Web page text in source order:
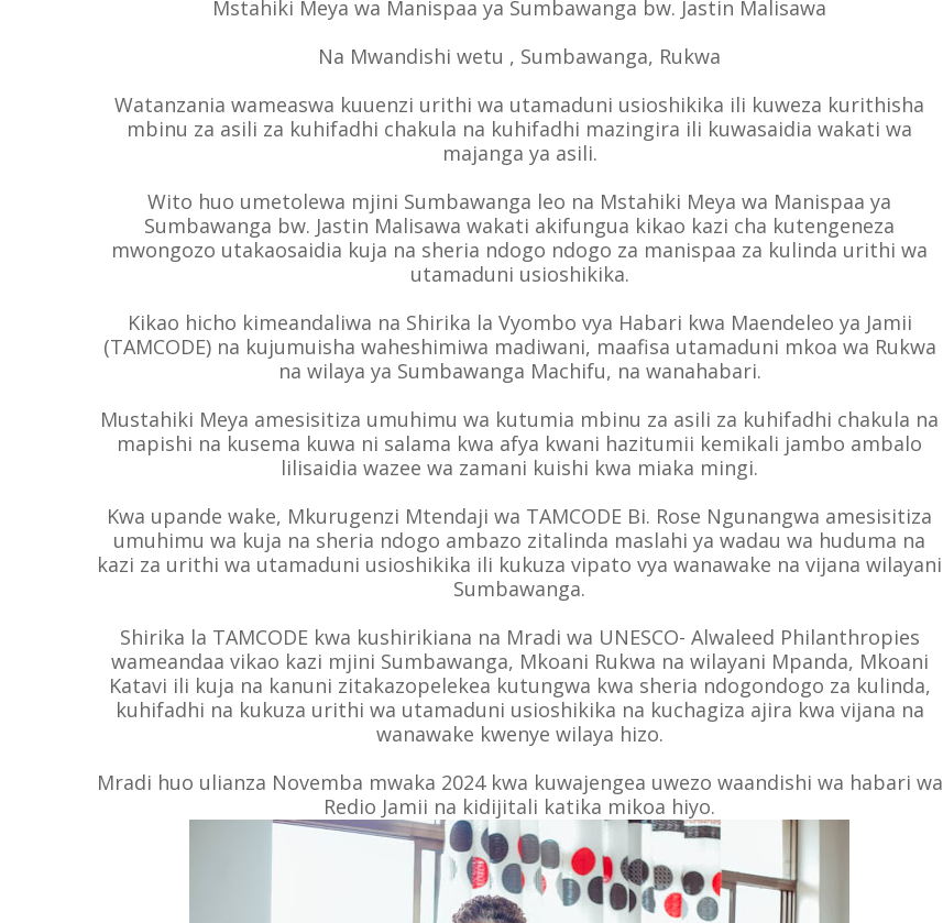
Mstahiki Meya wa Manispaa ya Sumbawanga bw. Jastin Malisawa
Na Mwandishi wetu , Sumbawanga, Rukwa
Watanzania wameaswa kuuenzi urithi wa utamaduni usioshikika ili kuweza kurithisha
mbinu za asili za kuhifadhi chakula na kuhifadhi mazingira ili kuwasaidia wakati wa
majanga ya asili.
Wito huo umetolewa mjini Sumbawanga leo na Mstahiki Meya wa Manispaa ya
Sumbawanga bw. Jastin Malisawa wakati akifungua kikao kazi cha kutengeneza
mwongozo utakaosaidia kuja na sheria ndogo ndogo za manispaa za kulinda urithi wa
utamaduni usioshikika.
Kikao hicho kimeandaliwa na Shirika la Vyombo vya Habari kwa Maendeleo ya Jamii
(TAMCODE) na kujumuisha waheshimiwa madiwani, maafisa utamaduni mkoa wa Rukwa
na wilaya ya Sumbawanga Machifu, na wanahabari.
Mustahiki Meya amesisitiza umuhimu wa kutumia mbinu za asili za kuhifadhi chakula na
mapishi na kusema kuwa ni salama kwa afya kwani hazitumii kemikali jambo ambalo
lilisaidia wazee wa zamani kuishi kwa miaka mingi.
Kwa upande wake, Mkurugenzi Mtendaji wa TAMCODE Bi. Rose Ngunangwa amesisitiza
umuhimu wa kuja na sheria ndogo ambazo zitalinda maslahi ya wadau wa huduma na
kazi za urithi wa utamaduni usioshikika ili kukuza vipato vya wanawake na vijana wilayani
Sumbawanga.
Shirika la TAMCODE kwa kushirikiana na Mradi wa UNESCO- Alwaleed Philanthropies
wameandaa vikao kazi mjini Sumbawanga, Mkoani Rukwa na wilayani Mpanda, Mkoani
Katavi ili kuja na kanuni zitakazopelekea kutungwa kwa sheria ndogondogo za kulinda,
kuhifadhi na kukuza urithi wa utamaduni usioshikika na kuchagiza ajira kwa vijana na
wanawake kwenye wilaya hizo.
Mradi huo ulianza Novemba mwaka 2024 kwa kuwajengea uwezo waandishi wa habari wa
Redio Jamii na kidijitali katika mikoa hiyo.